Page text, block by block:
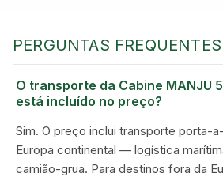
GREEN
MOBILE HOMES
PERGUNTAS FREQUENTES
O transporte da Cabine MANJU
está incluído no preço?
Sim. O preço inclui transporte porta-
Europa continental — logística
camião-grua. Para destinos fora da